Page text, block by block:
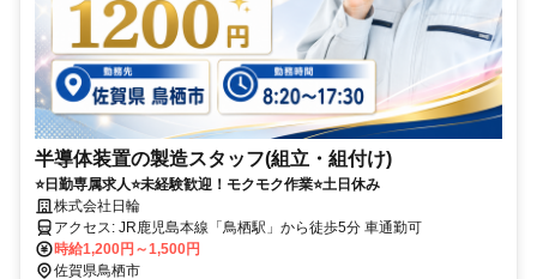
半導体装置の製造スタッフ(組立・組付け)
⭐日勤専属求人⭐未経験歓迎！モクモク作業⭐土日休み
株式会社日輪
アクセス: JR鹿児島本線「鳥栖駅」から徒歩5分 車通勤可
時給1,200円～1,500円
佐賀県鳥栖市